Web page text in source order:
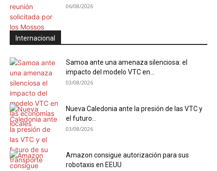
06/08/2026
Internacional
Samoa ante una amenaza silenciosa: el
impacto del modelo VTC en...
03/08/2026
Nueva Caledonia ante la presión de las VTC y
el futuro...
03/08/2026
Amazon consigue autorización para sus
robotaxis en EEUU